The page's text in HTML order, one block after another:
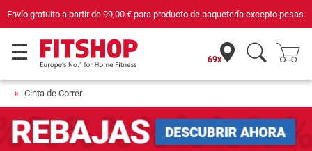
Envío gratuito a partir de 99,00 €para producto de paquetería excepto pesas.
69x
Cinta de Correr